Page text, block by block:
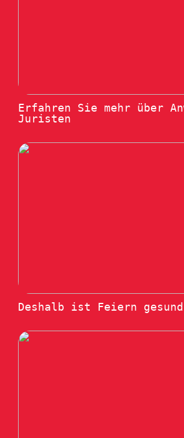
Erfahren Sie mehr über
Juristen
Deshalb ist Feiern gesund